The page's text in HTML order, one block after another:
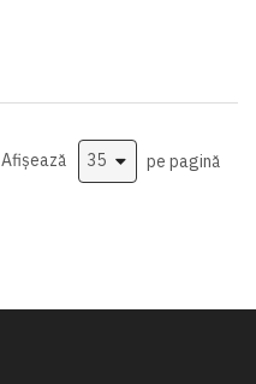
Afișează pe pagină